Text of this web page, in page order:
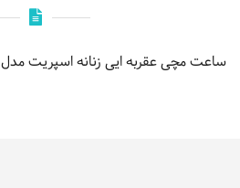
ساعت مچی عقربه ایی زنانه اسپریت مدل ES1L083M0015